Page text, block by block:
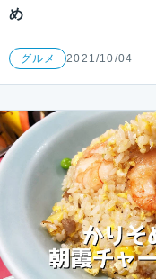
め
グルメ 2021/10/04